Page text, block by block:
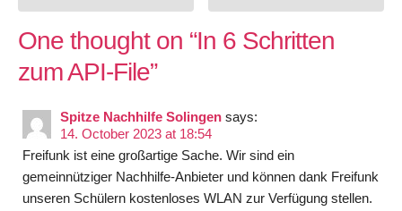
One thought on “In 6 Schritten
zum API-File”
Spitze Nachhilfe Solingen says:
14. October 2023 at 18:54
Freifunk ist eine großartige Sache. Wir sind ein
gemeinnütziger Nachhilfe-Anbieter und können dank Freifunk
unseren Schülern kostenloses WLAN zur Verfügung stellen.